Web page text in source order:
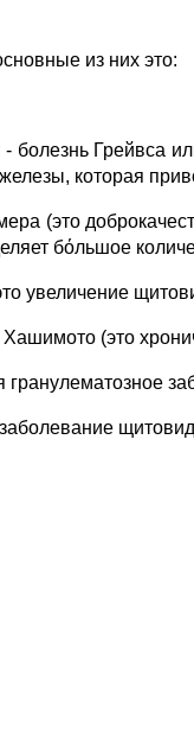
из них это:
болезнь Грейвса
которая
(это
бόльшое
увеличение
(это